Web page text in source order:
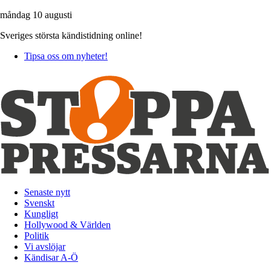
måndag 10 augusti
Sveriges största kändistidning online!
Tipsa oss om nyheter!
Senaste nytt
Svenskt
Kungligt
Hollywood & Världen
Politik
Vi avslöjar
Kändisar A-Ö